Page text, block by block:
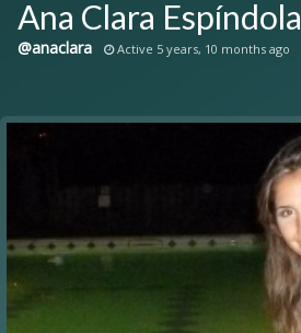
Groups
Communication Point
Meeting Point
Ana Clara Espíndola
@anaclara Active 5 years, 10 months ago